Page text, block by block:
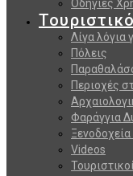
Οδηγίες
Λίγα λόγια
Πόλεις
Περιοχές
Φαράγγια
Videos